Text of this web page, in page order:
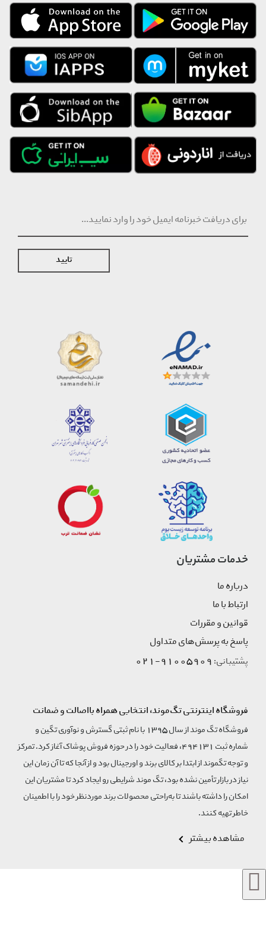
تایید
خدمات مشتریان
درباره ما
ارتباط با ما
قوانین و مقررات
پاسخ به پرسش‌های متداول
پشتیبانی:91005909-021
فروشگاه اینترنتی تگ‌موند، انتخابی همراه بااصالت و ضمانت
فروشگاه تگ موند از سال 1395 با نام ثبتی گسترش و نوآوری تگین و
شماره ثبت 494131، فعالیت خود را در حوزه فروش پوشاک آغاز کرد. تمرکز
و توجه تگموند از ابتدا بر کالای برند و اورجینال بود و از آنجا که تا آن زمان این
نیاز در بازار تأمین نشده بود، تگ موند شرایطی رو ایجاد کرد تا مشتریان این
امکان را داشته باشند تا به‌راحتی محصولات برند مورد‌نظر خود را با اطمینان
خاطر تهیه کنند.
مشاهده بیشتر